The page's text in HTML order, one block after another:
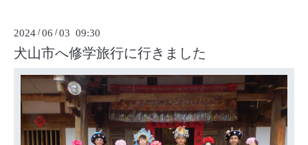
2024 /06 /03 09:30
犬山市へ修学旅行に行きました